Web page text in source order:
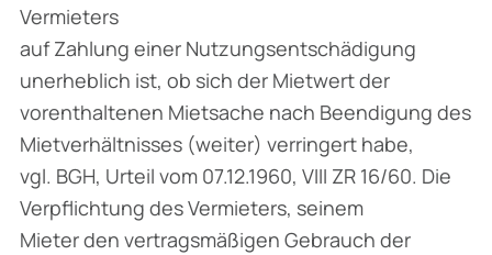
Vermieters
auf Zahlung einer Nutzungsentschädigung
unerheblich ist, ob sich der Mietwert der
vorenthaltenen Mietsache nach Beendigung des
Mietverhältnisses (weiter) verringert habe,
vgl. BGH, Urteil vom 07.12.1960, VIII ZR 16/60. Die
Verpflichtung des Vermieters, seinem
Mieter den vertragsmäßigen Gebrauch der